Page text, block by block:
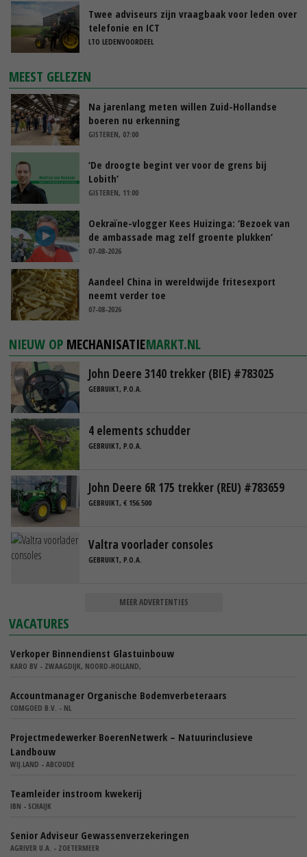
Twee adviseurs zijn vraagbaak voor leden over
telefonie en ICT
LTO LEDENVOORDEEL
MEEST GELEZEN
Na jarenlang meten willen Zuid-Hollandse
boeren nu erkenning
GISTEREN, 07:00
‘De droogte begint ver voor de grens bij
Lobith’
GISTEREN, 11:00
Oekraïne-vlogger Kees Huizinga: ‘Bezoek van
de ambassade mag zelf groente plukken’
07-08-2026
Aandeel China in wereldwijde fritesexport
neemt verder toe
07-08-2026
NIEUW OP MECHANISATIEMARKT.NL
John Deere 3140 trekker (BIE) #783025
GEBRUIKT, P.O.A.
4 elements schudder
GEBRUIKT, P.O.A.
John Deere 6R 175 trekker (REU) #783659
GEBRUIKT, € 156.500
Valtra voorlader consoles
GEBRUIKT, P.O.A.
MEER ADVERTENTIES
VACATURES
Verkoper Binnendienst Glastuinbouw
KARO BV - ZWAAGDIJK, NOORD-HOLLAND,
Accountmanager Organische Bodemverbeteraars
COMGOED B.V. - NL
Projectmedewerker BoerenNetwerk – Natuurinclusieve
Landbouw
WIJ.LAND - ABCOUDE
Teamleider instroom kwekerij
IBN - SCHAIJK
Senior Adviseur Gewassenverzekeringen
AGRIVER U.A. - ZOETERMEER